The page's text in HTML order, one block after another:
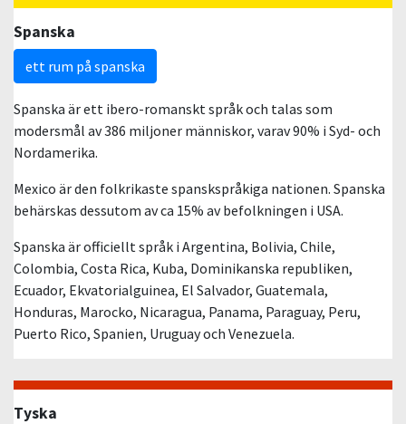
Spanska
ett rum på spanska
Spanska är ett ibero-romanskt språk och talas som
modersmål av 386 miljoner människor, varav 90% i Syd- och
Nordamerika.
Mexico är den folkrikaste spanskspråkiga nationen. Spanska
behärskas dessutom av ca 15% av befolkningen i USA.
Spanska är officiellt språk i Argentina, Bolivia, Chile,
Colombia, Costa Rica, Kuba, Dominikanska republiken,
Ecuador, Ekvatorialguinea, El Salvador, Guatemala,
Honduras, Marocko, Nicaragua, Panama, Paraguay, Peru,
Puerto Rico, Spanien, Uruguay och Venezuela.
Tyska